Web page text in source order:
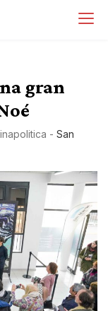
gran
- San